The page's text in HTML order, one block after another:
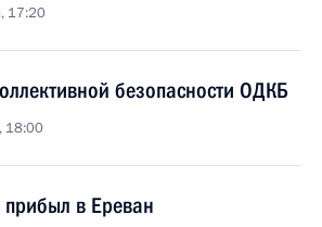
17:20
безопасности ОДКБ
18:00
в Ереван